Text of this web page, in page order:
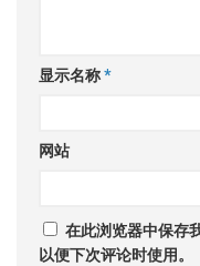
显示名称*
网站
在此浏览器中保存
以便下次评论时使用。